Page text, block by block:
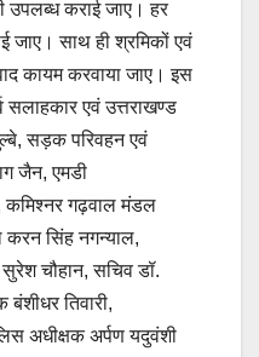
उपलब्ध कराई जाए। हर
जाए। साथ ही श्रमिकों एवं
कायम करवाया जाए। इस
सलाहकार एवं उत्तराखण्ड
सड़क परिवहन एवं
जैन, एमडी
गढ़वाल मंडल
सिंह नगन्याल,
चौहान, सचिव डॉ.
तिवारी,
अधीक्षक अर्पण यदुवंशी